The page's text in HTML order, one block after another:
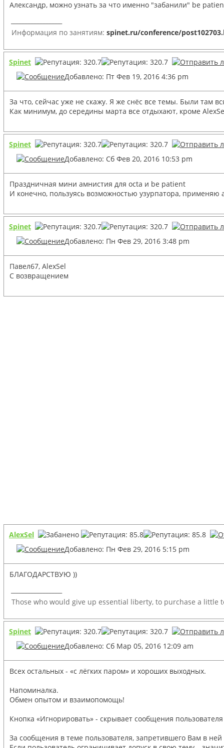
Александр, можно узнать за что именно "забанили" be
Информация по занятиям: spinet.ru/conference/
Spinet
Добавлено: Пт Фев 19, 2016 4:36 pm
За что, сейчас уже не скажу. Я же снёс все темы. Были там
Как минимум, до середины марта все отдыхают, кроме
Spinet
Добавлено: Сб Фев 20, 2016 10:53 pm
Праздничная мини амнистия для octa и be patient
И конечно, пользуясь возможностью узурпатора,
Spinet
Добавлено: Пн Фев 29, 2016 3:48 pm
Павел67, AlexSel
С возвращением
AlexSel
Добавлено: Пн Фев 29, 2016 5:15 pm
БЛАГОДАРСТВУЮ ))
Those who would give up essential liberty, to purchase a
Spinet
Добавлено: Сб Мар 05, 2016 12:09 am
Всех остальных - «с лёгких паром» и хороших выходных.
Напоминалка.
Обмен опытом и взаимопомощь!
Кнопка «Игнорировать» - скрывает сообщения
За сообщения в теме пользователя, запретившего Вам в